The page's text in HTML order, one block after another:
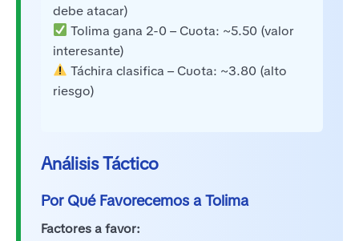
debe atacar)
Tolima gana 2-0 – Cuota: ~5.50 (valor
interesante)
Táchira clasifica – Cuota: ~3.80 (alto
riesgo)
Análisis Táctico
Por Qué Favorecemos a Tolima
Factores a favor: